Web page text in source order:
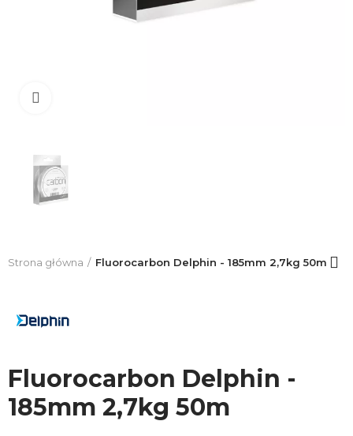
Strona główna Fluorocarbon Delphin - 185mm 2,7kg 50m
Fluorocarbon Delphin -
185mm 2,7kg 50m